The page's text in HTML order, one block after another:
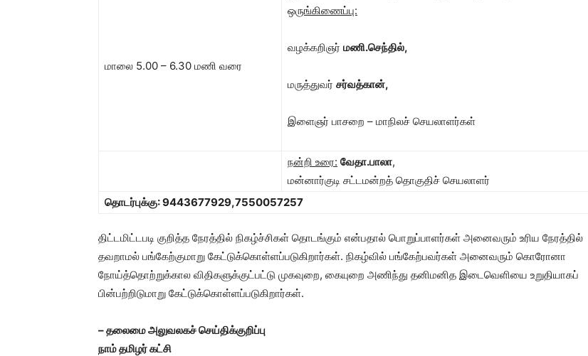
மாலை 5.00 – 6.30 மணி வரை
ஒருங்கிணைப்பு:
வழக்கறிஞர் மணி.செந்தில்,
மருத்துவர் சர்வத்கான்,
இளைஞர் பாசறை – மாநிலச் செயலாளர்கள்
நன்றி உரை: வேதா.பாலா,
மன்னார்குடி சட்டமன்றத் தொகுதிச் செயலாளர்
தொடர்புக்கு:9443677929,7550057257
திட்டமிட்டபடி குறித்த நேரத்தில் நிகழ்ச்சிகள் தொடங்கும் என்பதால் பொறுப்பாளர்கள் அனைவரும் உரிய நேரத்தில்
தவறாமல் பங்கேற்குமாறு கேட்டுக்கொள்ளப்படுகிறார்கள். நிகழ்வில் பங்கேற்பவர்கள் அனைவரும் கொரோனா
நோய்த்தொற்றுக்கால விதிகளுக்குட்பட்டு முகவுறை, கையுறை அணிந்து தனிமனித இடைவெளியை உறுதியாகப்
பின்பற்றிடுமாறு கேட்டுக்கொள்ளப்படுகிறார்கள்.
– தலைமை அலுவலகச் செய்திக்குறிப்பு
நாம் தமிழர் கட்சி